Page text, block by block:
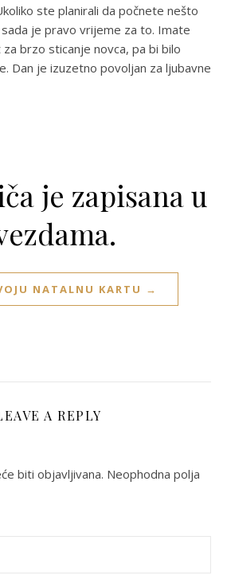
ste planirali da počnete nešto
je pravo vrijeme za to. Imate
brzo sticanje novca, pa bi bilo
Dan je izuzetno povoljan za ljubavne
je zapisana u
NATALNU KARTU →
A REPLY
biti objavljivana. Neophodna polja